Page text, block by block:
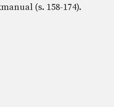
(s. 158-174).